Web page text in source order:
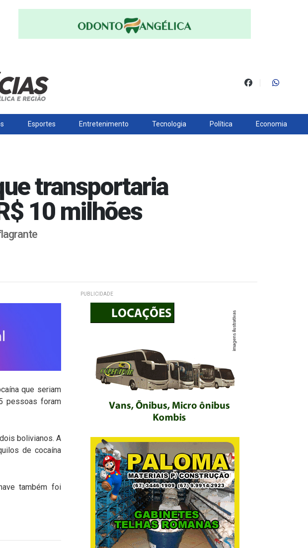
Esportes Entretenimento Tecnologia Política Economia
transportaria
10 milhões
que seriam
pessoas foram
bolivianos. A
de cocaína
também foi
PUBLICIDADE